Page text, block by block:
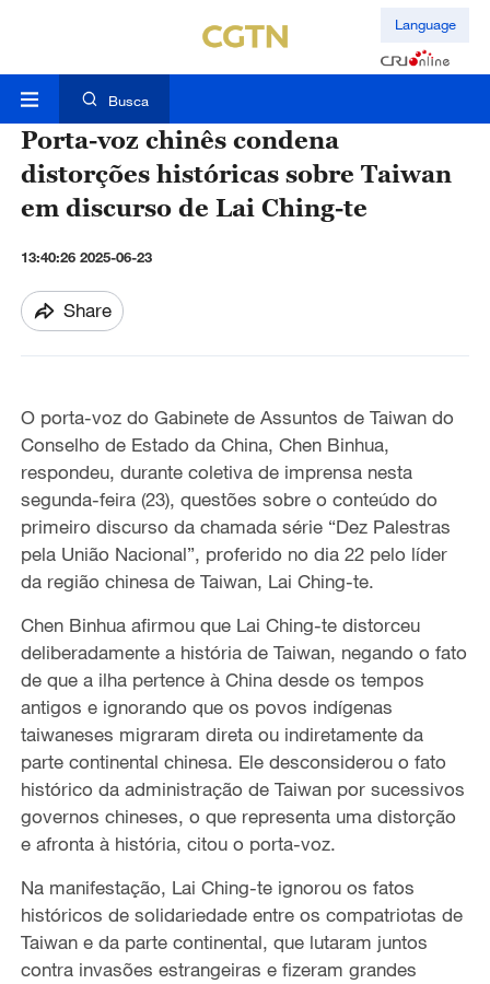
Language
Busca
Porta-voz chinês condena
distorções históricas sobre Taiwan
em discurso de Lai Ching-te
13:40:26 2025-06-23
Share
O porta-voz do Gabinete de Assuntos de Taiwan do
Conselho de Estado da China, Chen Binhua,
respondeu, durante coletiva de imprensa nesta
segunda-feira (23), questões sobre o conteúdo do
primeiro discurso da chamada série “Dez Palestras
pela União Nacional”, proferido no dia 22 pelo líder
da região chinesa de Taiwan, Lai Ching-te.
Chen Binhua afirmou que Lai Ching-te distorceu
deliberadamente a história de Taiwan, negando o fato
de que a ilha pertence à China desde os tempos
antigos e ignorando que os povos indígenas
taiwaneses migraram direta ou indiretamente da
parte continental chinesa. Ele desconsiderou o fato
histórico da administração de Taiwan por sucessivos
governos chineses, o que representa uma distorção
e afronta à história, citou o porta-voz.
Na manifestação, Lai Ching-te ignorou os fatos
históricos de solidariedade entre os compatriotas de
Taiwan e da parte continental, que lutaram juntos
contra invasões estrangeiras e fizeram grandes